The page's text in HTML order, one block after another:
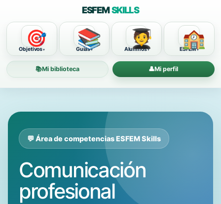
ESFEMSKILLS
🎯
Objetivos 📚
Guías 🧑‍🎓
Alumnos 🏫
ESFEM
📚Mi biblioteca 👤Mi perfil
💬 Área de competencias ESFEM Skills
Comunicación
profesional